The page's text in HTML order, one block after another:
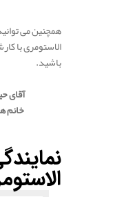
همچنین می
الاستومری با
باشید.
آقای
خانم